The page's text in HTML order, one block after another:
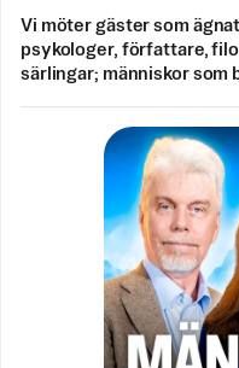
Vi möter gäster som
psykologer, författare,
särlingar; människor som